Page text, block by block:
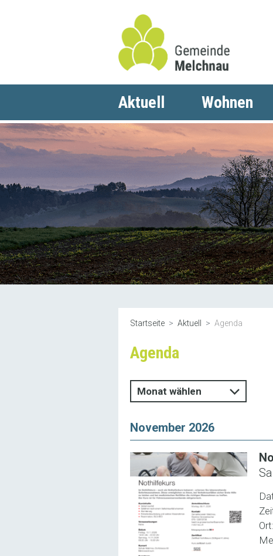
Aktuell Wohnen
Startseite Aktuell Agenda
Agenda
Monat wählen
November 2026